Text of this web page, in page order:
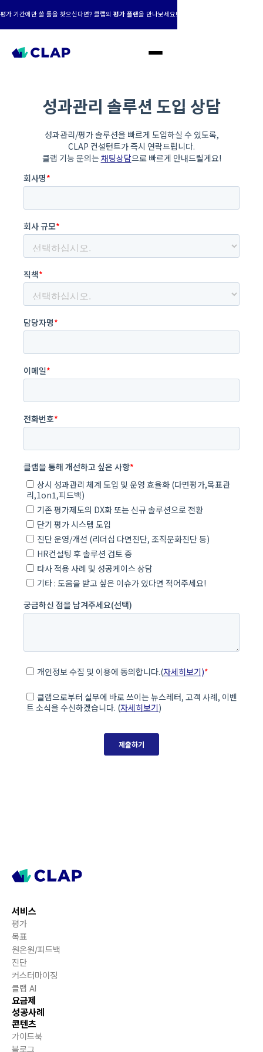
평가 기간에만 쓸 툴을 찾으신다면? 클랩의 평가 플랜을 만나보세요!
서비스
평가
목표
원온원/피드백
진단
커스터마이징
클랩 AI
요금제
성공사례
콘텐츠
가이드북
블로그